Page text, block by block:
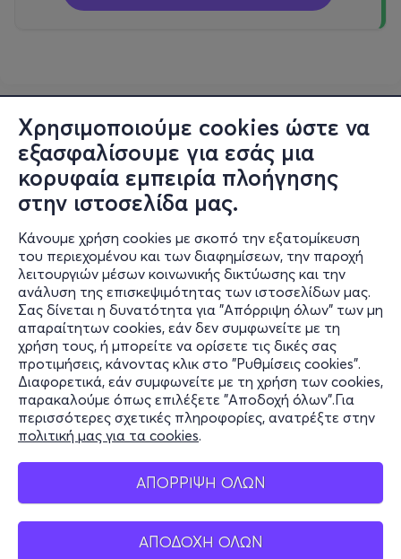
Χρησιμοποιούμε cookies ώστε να
εξασφαλίσουμε για εσάς μια
κορυφαία εμπειρία πλοήγησης
στην ιστοσελίδα μας.
Κάνουμε χρήση cookies με σκοπό την εξατομίκευση
του περιεχομένου και των διαφημίσεων, την παροχή
λειτουργιών μέσων κοινωνικής δικτύωσης και την
ανάλυση της επισκεψιμότητας των ιστοσελίδων μας.
Σας δίνεται η δυνατότητα για "Απόρριψη όλων" των μη
απαραίτητων cookies, εάν δεν συμφωνείτε με τη
χρήση τους, ή μπορείτε να ορίσετε τις δικές σας
προτιμήσεις, κάνοντας κλικ στο "Ρυθμίσεις cookies".
Διαφορετικά, εάν συμφωνείτε με τη χρήση των cookies,
παρακαλούμε όπως επιλέξετε "Αποδοχή όλων".Για
περισσότερες σχετικές πληροφορίες, ανατρέξτε στην
πολιτική μας για τα cookies.
ΑΠΟΡΡΙΨΗ ΟΛΩΝ
ΑΠΟΔΟΧΗ ΟΛΩΝ
Εισιτήρια
Πληροφορίες
Υποστήριξη
Stay Connected
Mobile app